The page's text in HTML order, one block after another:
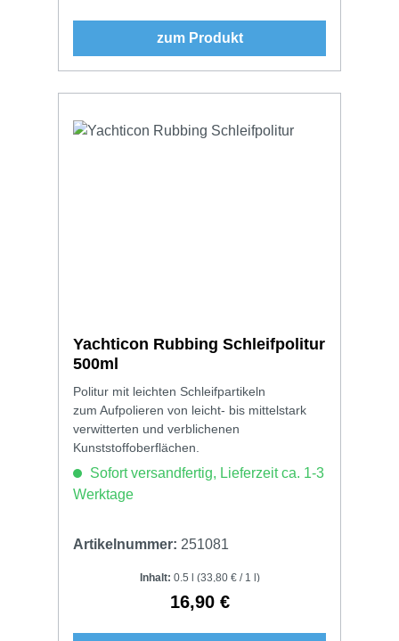
zum Produkt
Yachticon Rubbing Schleifpolitur
500ml
Politur mit leichten Schleifpartikeln
zum Aufpolieren von leicht- bis mittelstark
verwitterten und verblichenen
Kunststoffoberflächen.
Sofort versandfertig, Lieferzeit ca. 1-3
Werktage
Artikelnummer: 251081
Inhalt: 0.5 l (33,80 € / 1 l)
Regulärer Preis:
16,90 €